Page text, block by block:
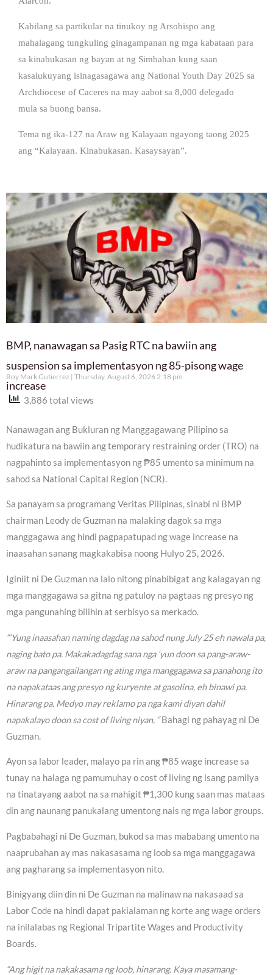
Kabilang sa partikular na tinukoy ng Arsobispo ang
mahalagang tungkuling ginagampanan ng mga kabataan para
sa kinabukasan ng bayan at ng Simbahan kung saan
kasalukuyang isinagasagawa ang National Youth Day 2025 sa
Archdiocese of Caceres na may aabot sa 8,000 delegado
mula sa buong bansa.
Tema ng ika-127 na Araw ng Kalayaan ngayong taong 2025
ang “Kalayaan. Kinabukasan. Kasaysayan”.
BMP, nanawagan sa Pasig RTC na bawiin ang
suspension sa implementasyon ng 85-pisong wage
increase
Roy Mark Gutierrez Thursday, August 6, 2026 2:18 pm
3,886 total views
Nanawagan ang Bukluran ng Manggagawang Pilipino sa
hudikatura na bawiin ang temporary restraining order (TRO) na
nagpahinto sa implementasyon ng ₱85 umento sa minimum na
sahod sa National Capital Region (NCR).
Sa panayam sa programang Veritas Pilipinas, sinabi ni BMP
chairman Leody de Guzman na malaking dagok sa mga
manggagawa ang hindi pagpapatupad ng wage increase na
inaasahan sanang magkakabisa noong Hulyo 25, 2026.
Iginiit ni De Guzman na lalo nitong pinabibigat ang kalagayan ng
mga manggagawa sa gitna ng patuloy na pagtaas ng presyo ng
mga pangunahing bilihin at serbisyo sa merkado.
“‘Yung inaasahan naming dagdag na sahod nung July 25 eh nawala pa,
naging bato pa. Makakadagdag sana nga ‘yun doon sa pang-araw-
araw na pangangailangan ng ating mga manggagawa sa panahong ito
na napakataas ang presyo ng kuryente at gasolina, eh binawi pa.
Hinarang pa. Medyo may reklamo pa nga kami diyan dahil
napakalayo doon sa cost of living niyan, “Bahagi ng pahayag ni De
Guzman.
Ayon sa labor leader, malayo pa rin ang ₱85 wage increase sa
tunay na halaga ng pamumuhay o cost of living ng isang pamilya
na tinatayang aabot na sa mahigit ₱1,300 kung saan mas mataas
din ang naunang panukalang umentong nais ng mga labor groups.
Pagbabahagi ni De Guzman, bukod sa mas mababang umento na
naaprubahan ay mas nakasasama ng loob sa mga manggagawa
ang pagharang sa implementasyon nito.
Binigyang diin din ni De Guzman na malinaw na nakasaad sa
Labor Code na hindi dapat pakialaman ng korte ang wage orders
na inilalabas ng Regional Tripartite Wages and Productivity
Boards.
“Ang higit na nakakasama ng loob, hinarang. Kaya masamang-